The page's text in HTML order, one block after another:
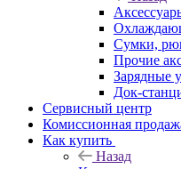
Сумки,
Прочие
Зарядные
Док-
Сервисный центр
Комиссионная
Как купить
Назад